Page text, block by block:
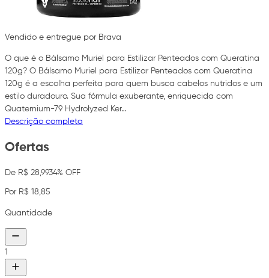
Vendido e entregue por Brava
O que é o Bálsamo Muriel para Estilizar Penteados com Queratina
120g? O Bálsamo Muriel para Estilizar Penteados com Queratina
120g é a escolha perfeita para quem busca cabelos nutridos e um
estilo duradouro. Sua fórmula exuberante, enriquecida com
Quaternium-79 Hydrolyzed Ker…
Descrição completa
Ofertas
De R$ 28,9934% OFF
Por R$ 18,85
Quantidade
1